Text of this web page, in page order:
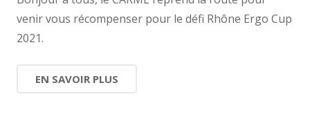
venir vous récompenser pour le défi Rhône Ergo Cup
2021.
EN SAVOIR PLUS